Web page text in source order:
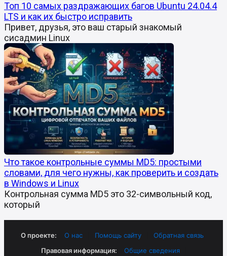
Топ 10 самых раздражающих багов Ubuntu 24.04.4
LTS и как их быстро исправить
Привет, друзья, это ваш старый знакомый
сисадмин Linux
Что такое контрольные суммы MD5: простыми
словами, для чего нужны, как проверить и создать
в Windows и Linux
Контрольная сумма MD5 это 32-символьный код,
который
О проекте: О нас Помощь сайту
Обратная связь
Правовая информация:
Общие сведения